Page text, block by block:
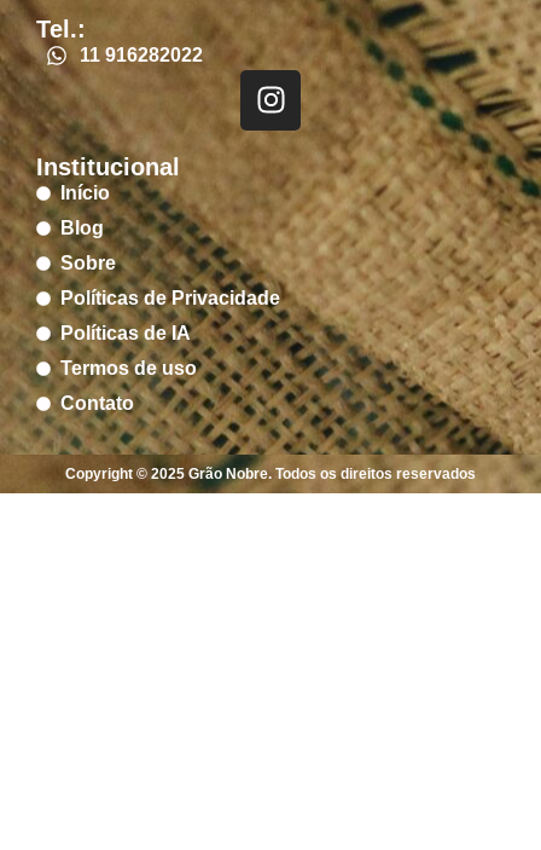
Tel.:
11 916282022
Institucional
Início
Blog
Sobre
Políticas de Privacidade
Políticas de IA
Termos de uso
Contato
Copyright © 2025 Grão Nobre. Todos os direitos reservados